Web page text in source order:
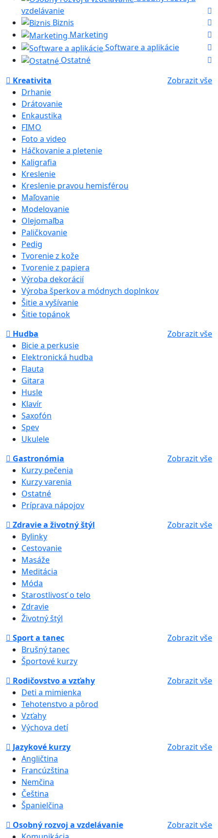
vzdelávanie
Biznis
Marketing
Software a aplikácie
Ostatné
Kreativita
Zobrazit vše
Drhanie
Drátovanie
Enkaustika
FIMO
Foto a video
Háčkovanie a pletenie
Kaligrafia
Kreslenie
Kreslenie pravou hemisférou
Maľovanie
Modelovanie
Olejomaľba
Paličkovanie
Pedig
Tvorenie z kože
Tvorenie z papiera
Výroba dekorácií
Výroba šperkov a módnych doplnkov
Šitie a vyšívanie
Šitie topánok
Hudba
Zobrazit vše
Bicie a perkusie
Elektronická hudba
Flauta
Gitara
Husle
Klavír
Saxofón
Spev
Ukulele
Gastronómia
Zobrazit vše
Kurzy pečenia
Kurzy varenia
Ostatné
Príprava nápojov
Zdravie a životný štýl
Zobrazit vše
Bylinky
Cestovanie
Masáže
Meditácia
Móda
Starostlivosť o telo
Zdravie
Životný štýl
Sport a tanec
Zobrazit vše
Brušný tanec
Športové kurzy
Rodičovstvo a vzťahy
Zobrazit vše
Deti a mimienka
Tehotenstvo a pôrod
Vzťahy
Výchova detí
Jazykové kurzy
Zobrazit vše
Angličtina
Francúzština
Nemčina
Čeština
Španielčina
Osobný rozvoj a vzdelávanie
Zobrazit vše